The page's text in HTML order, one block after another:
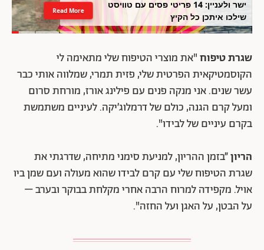
ישר ולעניין: 14 פריטי פסים עם טוויסט
שילכו איתכן כל הקיץ
Read More
שגרת טיפוח"את מוצרי הטיפוח שלי מתאימה לי
הקוסמטיקאית הפרטית שלי, פזית תמרי, שמלווה אותי כבר
עשר שנים. אני מנקה פנים עם פילינג אורז, מורחת סרום
ומעל קרם הגנה, כולם של דרמלוג׳יקה. לעיניים משתמשת
בקרם עיניים של לבידו".
הריון״בזמן ההריון, למניעת סימני מתיחה, שדרגתי את
שגרת הטיפוח שלי עם קרם לבידו שהוא מעולה ועם שמן ביו
אויל. מקפידה למרוח הרבה אחרי מקלחת בבוקר ובערב –
על הבטן, על האגן ועל החזה".